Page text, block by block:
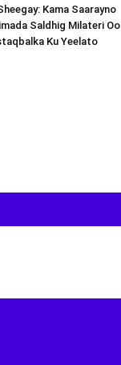
Kama Saarayno
Saldhig Milateri Oo
Ku Yeelato